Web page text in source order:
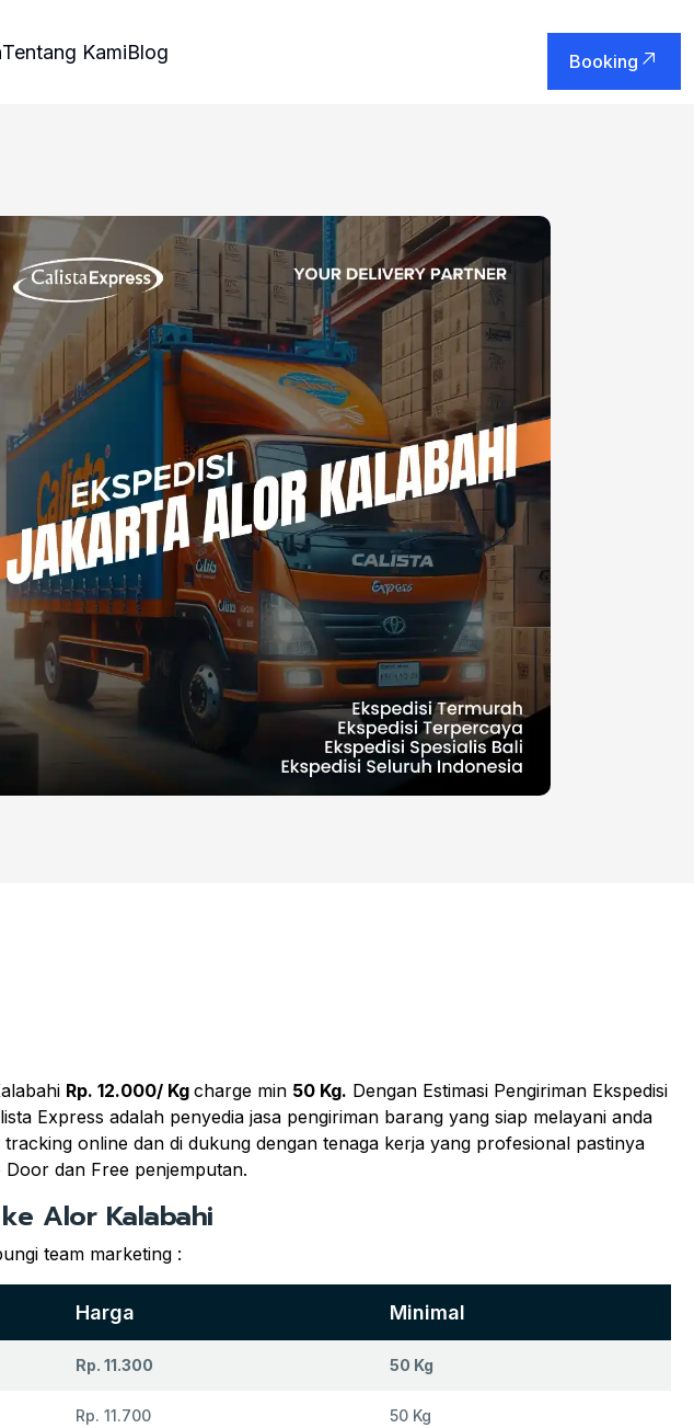
Tentang KamiBlog Booking
Rp. 12.000/ Kg charge min 50 Kg. Dengan Estimasi Pengiriman Ekspedisi
Express adalah penyedia jasa pengiriman barang yang siap melayani anda
online dan di dukung dengan tenaga kerja yang profesional pastinya
dan Free penjemputan.
Alor Kalabahi
team marketing :
Harga Minimal
Rp. 11.300 50 Kg
Rp. 11.700 50 Kg